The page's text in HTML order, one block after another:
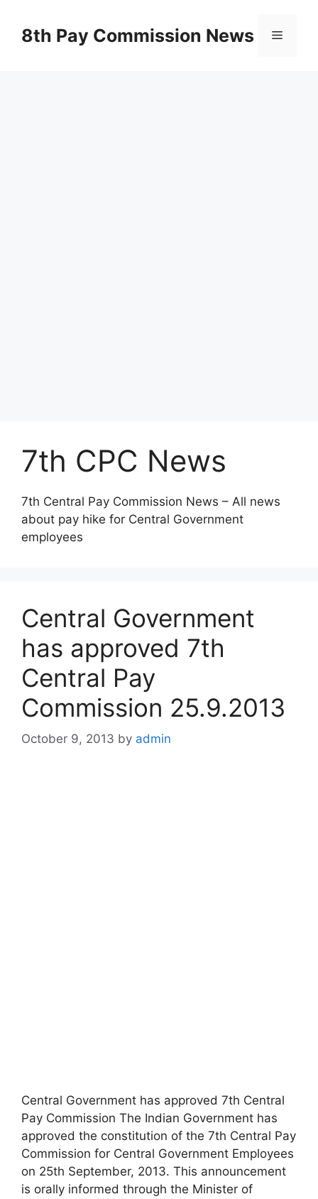
content8th Pay Commission News Menu
7th CPC News
7th Central Pay Commission News – All news
about pay hike for Central Government
employees
Central Government
has approved 7th
Central Pay
Commission 25.9.2013
October 9, 2013 by admin
Central Government has approved 7th Central
Pay Commission The Indian Government has
approved the constitution of the 7th Central Pay
Commission for Central Government Employees
on 25th September, 2013. This announcement
is orally informed through the Minister of